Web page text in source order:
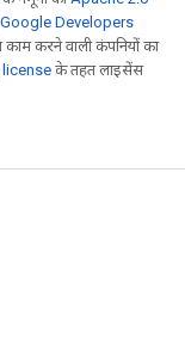
Google Developers
करने वाली कंपनियों का
के तहत लाइसेंस